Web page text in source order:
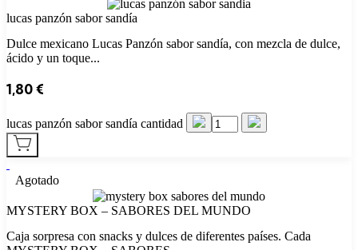
lucas panzón sabor sandía
Dulce mexicano Lucas Panzón sabor sandía, con mezcla de dulce,
ácido y un toque...
1,80€
lucas panzón sabor sandía cantidad
Agotado
MYSTERY BOX – SABORES DEL MUNDO
Caja sorpresa con snacks y dulces de diferentes países. Cada